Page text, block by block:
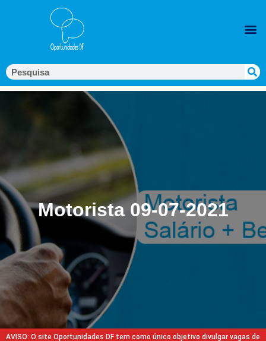
Motorista 09-07-2021
AVISO: O site Oportunidades DF tem como único objetivo divulgar vagas de